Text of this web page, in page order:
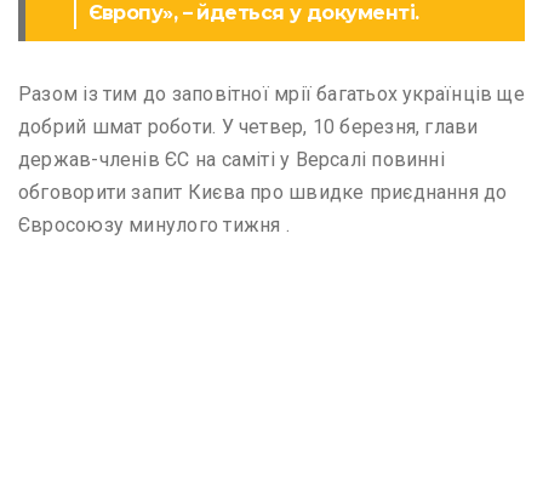
Європу», – йдеться у документі.
Разом із тим до заповітної мрії багатьох українців ще
добрий шмат роботи. У четвер, 10 березня, глави
держав-членів ЄС на саміті у Версалі повинні
обговорити запит Києва про швидке приєднання до
Євросоюзу минулого тижня .